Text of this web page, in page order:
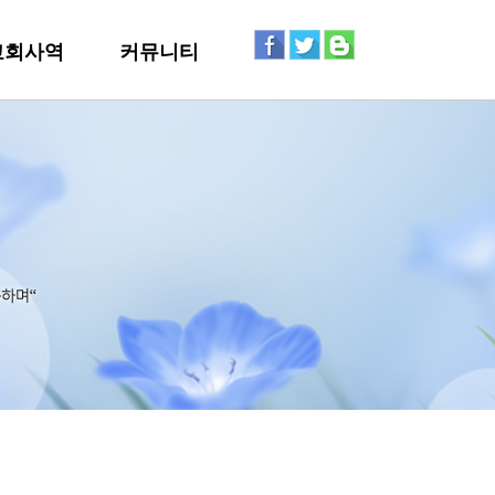
회사역 커뮤니티